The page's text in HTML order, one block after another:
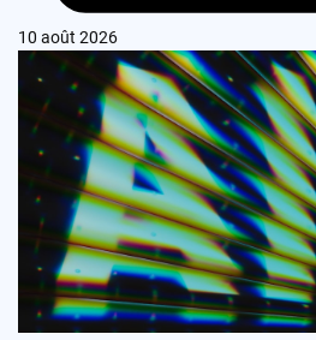
10 août 2026